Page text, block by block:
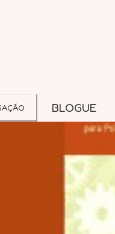
BLOGUE